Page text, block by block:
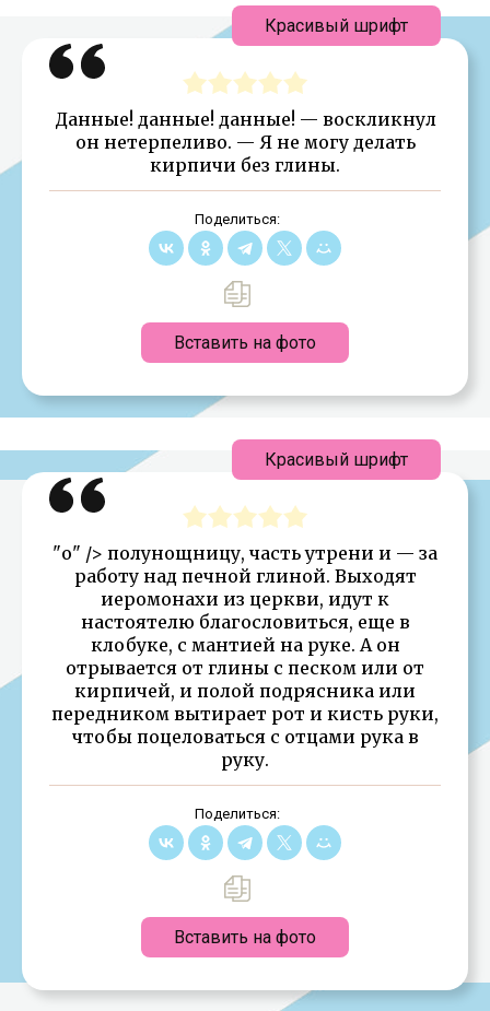
Данные! данные! данные! — воскликнул
он нетерпеливо. — Я не могу делать
кирпичи без глины.
Поделиться:
Вставить на фото
Красивый шрифт
"о" /> полунощницу, часть утрени и — за
работу над печной глиной. Выходят
иеромонахи из церкви, идут к
настоятелю благословиться, еще в
клобуке, с мантией на руке. А он
отрывается от глины с песком или от
кирпичей, и полой подрясника или
передником вытирает рот и кисть руки,
чтобы поцеловаться с отцами рука в
руку.
Поделиться:
Вставить на фото
Красивый шрифт